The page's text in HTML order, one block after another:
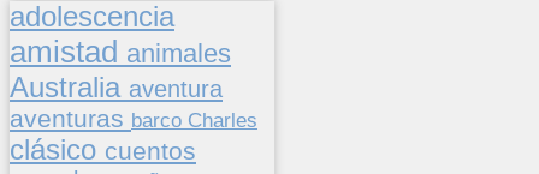
adolescencia
amistad animales
Australia aventura
aventuras barco Charles
clásico cuentos